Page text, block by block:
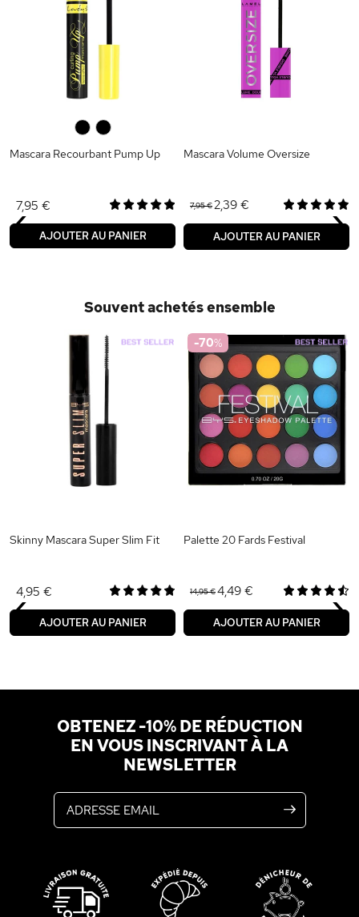
Mascara Recourbant Pump Up
7,95 €
AJOUTER AU PANIER
Mascara Volume Oversize
7,95 €2,39 €
AJOUTER AU PANIER
‹ ›
Souvent achetés ensemble
Skinny Mascara Super Slim Fit
4,95 €
AJOUTER AU PANIER
-70%
Palette 20 Fards Festival
14,95 €4,49 €
AJOUTER AU PANIER
‹ ›
OBTENEZ -10% DE RÉDUCTION
EN VOUS INSCRIVANT À LA
NEWSLETTER